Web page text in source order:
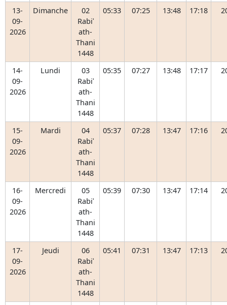
13-
09-
2026
Dimanche
02
Rabiʿ
ath-
Thani
1448
05:33 07:25 13:48 17:18
14-
09-
2026
Lundi
03
Rabiʿ
ath-
Thani
1448
05:35 07:27 13:48 17:17
15-
09-
2026
Mardi
04
Rabiʿ
ath-
Thani
1448
05:37 07:28 13:47 17:16
16-
09-
2026
Mercredi
05
Rabiʿ
ath-
Thani
1448
05:39 07:30 13:47 17:14
17-
09-
2026
Jeudi
06
Rabiʿ
ath-
Thani
1448
05:41 07:31 13:47 17:13